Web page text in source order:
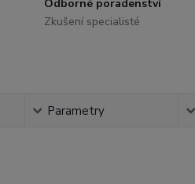
Odborné poradenství
Zkušení specialisté
Parametry